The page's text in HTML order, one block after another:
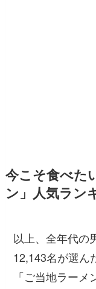
今こそ食べた
ン」人気ラン
以上、全年代の
12,143名が選ん
「ご当地ラーメ